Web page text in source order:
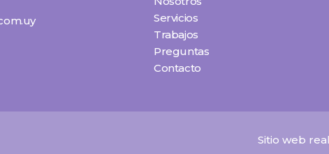
Servicios
Trabajos
Preguntas
Contacto
Sitio web